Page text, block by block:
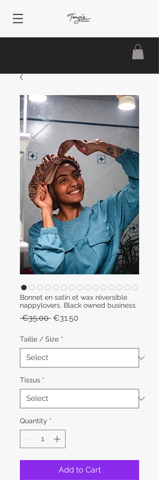
Bonnet en satin et wax réversible
nappylovers. Black owned business
€35.00 Regular
€31.50
Taille / Size *
Tissus *
Quantity *
Add to Cart